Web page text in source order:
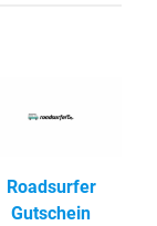
Roadsurfer
Gutschein